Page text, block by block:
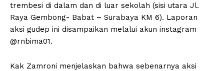
trembesi di dalam dan di luar sekolah (sisi utara Jl.
Raya Gembong- Babat – Surabaya KM 6). Laporan
aksi gudep ini disampaikan melalui akun instagram
@rnbima01.
Kak Zamroni menjelaskan bahwa sebenarnya aksi